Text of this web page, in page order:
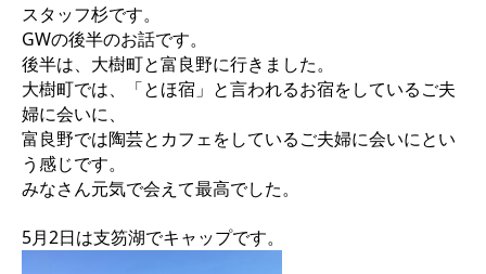
スタッフ杉です。
GWの後半のお話です。
後半は、大樹町と富良野に行きました。
大樹町では、「とほ宿」と言われるお宿をしているご夫
婦に会いに、
富良野では陶芸とカフェをしているご夫婦に会いにとい
う感じです。
みなさん元気で会えて最高でした。
5月2日は支笏湖でキャップです。